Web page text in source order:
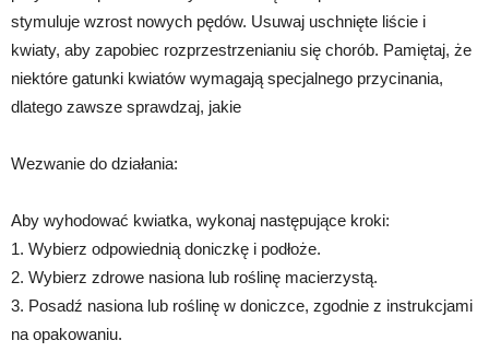
stymuluje wzrost nowych pędów. Usuwaj uschnięte liście i
kwiaty, aby zapobiec rozprzestrzenianiu się chorób. Pamiętaj, że
niektóre gatunki kwiatów wymagają specjalnego przycinania,
dlatego zawsze sprawdzaj, jakie
Wezwanie do działania:
Aby wyhodować kwiatka, wykonaj następujące kroki:
1. Wybierz odpowiednią doniczkę i podłoże.
2. Wybierz zdrowe nasiona lub roślinę macierzystą.
3. Posadź nasiona lub roślinę w doniczce, zgodnie z instrukcjami
na opakowaniu.